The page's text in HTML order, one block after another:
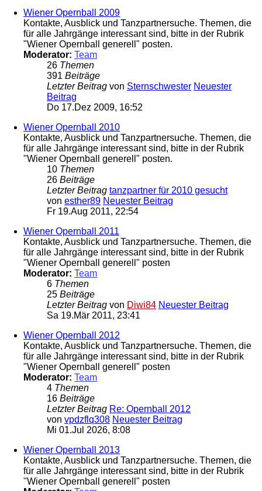
Wiener Opernball 2009
Kontakte, Ausblick und Tanzpartnersuche. Themen, die
für alle Jahrgänge interessant sind, bitte in der Rubrik
"Wiener Opernball generell" posten.
Moderator: Team
26 Themen
391 Beiträge
Letzter Beitrag von Sternschwester Neuester
Beitrag
Do 17.Dez 2009, 16:52
Wiener Opernball 2010
Kontakte, Ausblick und Tanzpartnersuche. Themen, die
für alle Jahrgänge interessant sind, bitte in der Rubrik
"Wiener Opernball generell" posten.
10 Themen
26 Beiträge
Letzter Beitrag tanzpartner für 2010 gesucht
von esther89 Neuester Beitrag
Fr 19.Aug 2011, 22:54
Wiener Opernball 2011
Kontakte, Ausblick und Tanzpartnersuche. Themen, die
für alle Jahrgänge interessant sind, bitte in der Rubrik
"Wiener Opernball generell" posten
Moderator: Team
6 Themen
25 Beiträge
Letzter Beitrag von Diwi84 Neuester Beitrag
Sa 19.Mär 2011, 23:41
Wiener Opernball 2012
Kontakte, Ausblick und Tanzpartnersuche. Themen, die
für alle Jahrgänge interessant sind, bitte in der Rubrik
"Wiener Opernball generell" posten
Moderator: Team
4 Themen
16 Beiträge
Letzter Beitrag Re: Opernball 2012
von vpdzflq308 Neuester Beitrag
Mi 01.Jul 2026, 8:08
Wiener Opernball 2013
Kontakte, Ausblick und Tanzpartnersuche. Themen, die
für alle Jahrgänge interessant sind, bitte in der Rubrik
"Wiener Opernball generell" posten